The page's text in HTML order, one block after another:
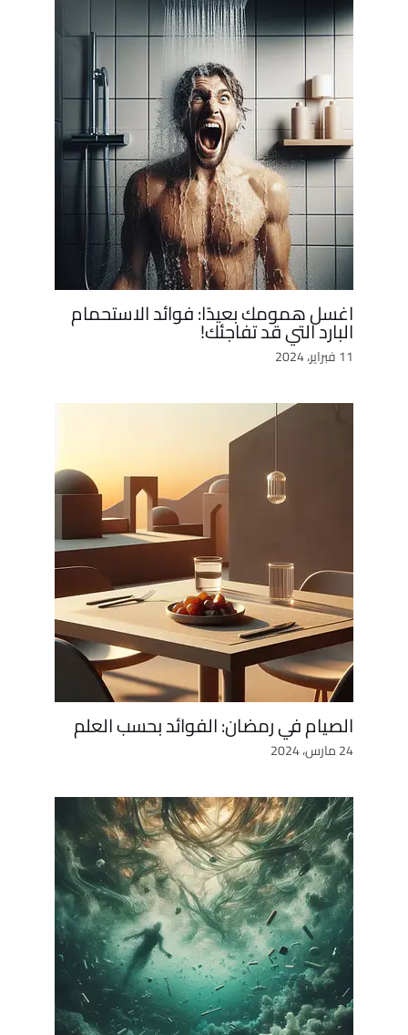
اغسل همومك بعيدًا: فوائد الاستحمام
البارد التي قد تفاجئك!
11 فبراير، 2024
الصيام في رمضان: الفوائد بحسب العلم
24 مارس، 2024